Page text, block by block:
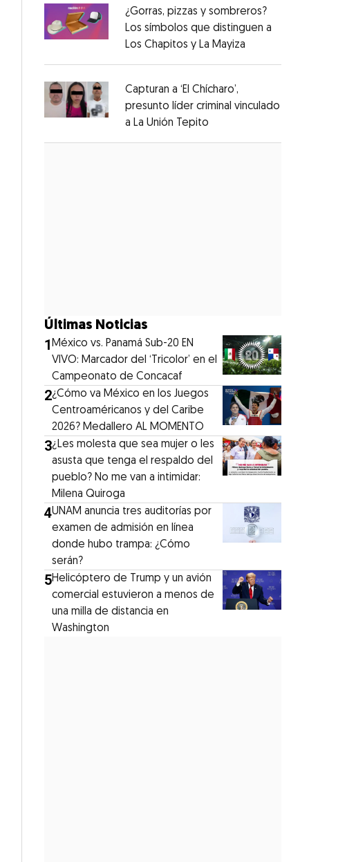
Opens in new window
¿Gorras, pizzas y sombreros?
Los símbolos que distinguen a
Los Chapitos y La Mayiza
Opens in new window
Capturan a ‘El Chícharo’,
presunto líder criminal vinculado
a La Unión Tepito
Últimas Noticias
1México vs. Panamá Sub-20 EN
VIVO: Marcador del ‘Tricolor’ en el
Campeonato de Concacaf
2¿Cómo va México en los Juegos
Centroaméricanos y del Caribe
2026? Medallero AL MOMENTO
3¿Les molesta que sea mujer o les
asusta que tenga el respaldo del
pueblo? No me van a intimidar:
Milena Quiroga
4UNAM anuncia tres auditorías por
examen de admisión en línea
donde hubo trampa: ¿Cómo
serán?
5Helicóptero de Trump y un avión
comercial estuvieron a menos de
una milla de distancia en
Washington